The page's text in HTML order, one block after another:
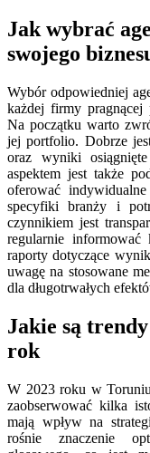
Jak wybrać
swojego
Wybór odpowiedniej
każdej firmy pragnącej
Na początku warto
jej portfolio. Dobrze
oraz wyniki
aspektem jest także
oferować
specyfiki branży i
czynnikiem jest
regularnie informować
raporty dotyczące
uwagę na stosowane
dla długotrwałych
Jakie są
rok
W 2023 roku w
zaobserwować kilka
mają wpływ na
rośnie znaczenie